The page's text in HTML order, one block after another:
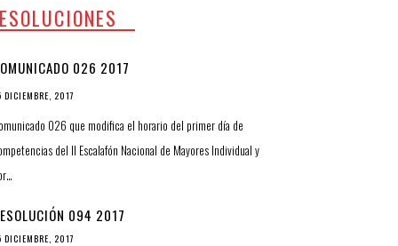
026 2017
DICIEMBRE, 2017
026 que modifica el horario del primer día de
del II Escalafón Nacional de Mayores Individual y
094 2017
DICIEMBRE, 2017